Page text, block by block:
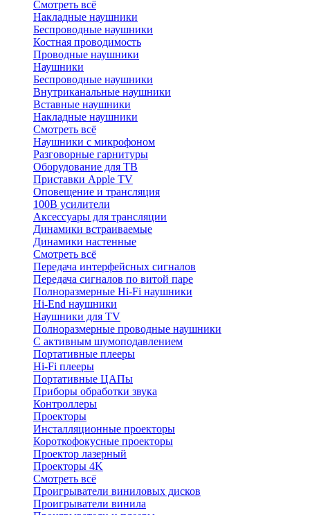
Смотреть всё
Накладные наушники
Беспроводные наушники
Костная проводимость
Проводные наушники
Наушники
Беспроводные наушники
Внутриканальные наушники
Вставные наушники
Накладные наушники
Смотреть всё
Наушники с микрофоном
Разговорные гарнитуры
Оборудование для ТВ
Приставки Apple TV
Оповещение и трансляция
100В усилители
Аксессуары для трансляции
Динамики встраиваемые
Динамики настенные
Смотреть всё
Передача интерфейсных сигналов
Передача сигналов по витой паре
Полноразмерные Hi-Fi наушники
Hi-End наушники
Наушники для TV
Полноразмерные проводные наушники
С активным шумоподавлением
Портативные плееры
Hi-Fi плееры
Портативные ЦАПы
Приборы обработки звука
Контроллеры
Проекторы
Инсталляционные проекторы
Короткофокусные проекторы
Проектор лазерный
Проекторы 4K
Смотреть всё
Проигрыватели виниловых дисков
Проигрыватели винила